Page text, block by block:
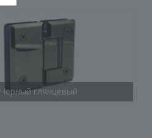
Черный глянцевый